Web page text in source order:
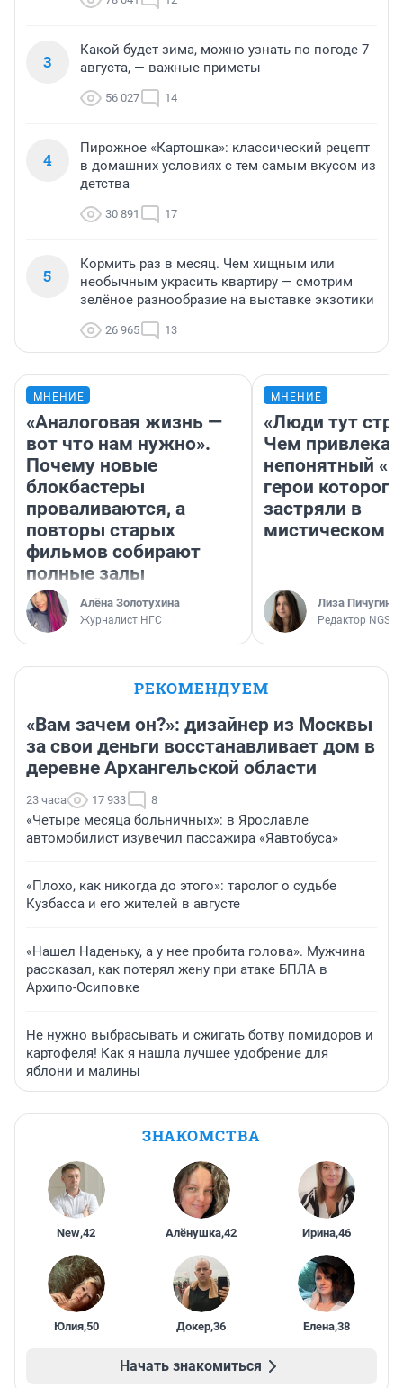
3
Какой будет зима, можно узнать по погоде 7
августа, — важные приметы
56 027 14
4
Пирожное «Картошка»: классический рецепт
в домашних условиях с тем самым вкусом из
детства
30 891 17
5
Кормить раз в месяц. Чем хищным или
необычным украсить квартиру — смотрим
зелёное разнообразие на выставке экзотики
26 965 13
МНЕНИЕ
«Аналоговая жизнь —
вот что нам нужно».
Почему новые
блокбастеры
проваливаются, а
повторы старых
фильмов собирают
полные залы
Алёна Золотухина
Журналист НГС
МНЕНИЕ
«Люди тут
Чем
непонятный
герои которого
застряли в
мистическом
Лиза Пичугина
Редактор
РЕКОМЕНДУЕМ
«Вам зачем он?»: дизайнер из Москвы
за свои деньги восстанавливает дом в
деревне Архангельской области
23 часа 17 933 8
«Четыре месяца больничных»: в Ярославле
автомобилист изувечил пассажира «Яавтобуса»
«Плохо, как никогда до этого»: таролог о судьбе
Кузбасса и его жителей в августе
«Нашел Наденьку, а у нее пробита голова». Мужчина
рассказал, как потерял жену при атаке БПЛА в
Архипо-Осиповке
Не нужно выбрасывать и сжигать ботву помидоров и
картофеля! Как я нашла лучшее удобрение для
яблони и малины
ЗНАКОМСТВА
New,42 Алёнушка,42 Ирина,46
Юлия,50 Докер,36 Елена,38
Начать знакомиться